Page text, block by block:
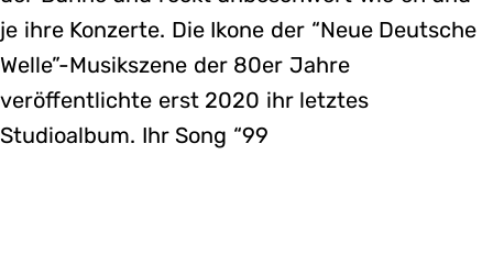
je ihre Konzerte. Die Ikone der “Neue Deutsche
Welle”-Musikszene der 80er Jahre
veröffentlichte erst 2020 ihr letztes
Studioalbum. Ihr Song “99